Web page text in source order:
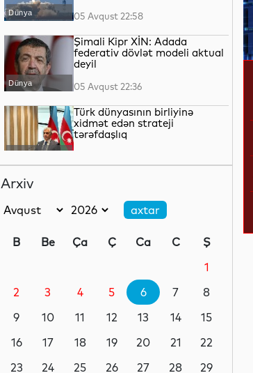
Dünya 05 Avqust 22:58
Dünya
Şimali Kipr XİN: Adada
federativ dövlət modeli aktual
deyil
05 Avqust 22:36
YAP xəbərləri
Türk dünyasının birliyinə
xidmət edən strateji
tərəfdaşlıq
Dünya
təkzib edib
05 Avqust 21:57
İqtisadiyyat
Qızılın qiyməti 4200 dolları
05 Avqust 21:37
Arxiv
B Be Ça Ç Ca C
Ş
1
2
3 4 5 6 7
8
9
10 11 12 13 14
15
16
17 18 19 20 21
22
23
24 25 26 27 28
29